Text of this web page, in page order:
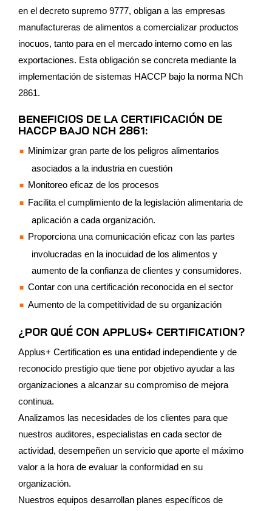
en el decreto supremo 9777, obligan a las empresas
manufactureras de alimentos a comercializar productos
inocuos, tanto para en el mercado interno como en las
exportaciones. Esta obligación se concreta mediante la
implementación de sistemas HACCP bajo la norma NCh
2861.
BENEFICIOS DE LA CERTIFICACIÓN DE
HACCP BAJO NCH 2861:
Minimizar gran parte de los peligros alimentarios
asociados a la industria en cuestión
Monitoreo eficaz de los procesos
Facilita el cumplimiento de la legislación alimentaria de
aplicación a cada organización.
Proporciona una comunicación eficaz con las partes
involucradas en la inocuidad de los alimentos y
aumento de la confianza de clientes y consumidores.
Contar con una certificación reconocida en el sector
Aumento de la competitividad de su organización
¿POR QUÉ CON APPLUS+ CERTIFICATION?
Applus+ Certification es una entidad independiente y de
reconocido prestigio que tiene por objetivo ayudar a las
organizaciones a alcanzar su compromiso de mejora
continua.
Analizamos las necesidades de los clientes para que
nuestros auditores, especialistas en cada sector de
actividad, desempeñen un servicio que aporte el máximo
valor a la hora de evaluar la conformidad en su
organización.
Nuestros equipos desarrollan planes específicos de